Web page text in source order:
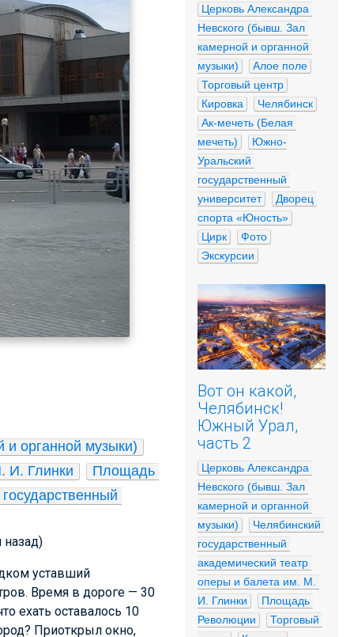
органной музыки)
И. Глинки
Площадь
назад)
уставший
Время в дороге — 30
ехать оставалось 10
Приоткрыл окно,
Церковь Александра
Невского (бывш. Зал
камерной и органной
музыки)
Алое поле
Торговый центр
Кировка
Челябинск
Ак-мечеть (Белая
мечеть)
Южно-
Уральский
государственный
университет
Дворец
спорта «Юность»
Цирк
Фото
Экскурсии
Вот он какой,
Челябинск!
Южный Урал,
часть 2
Церковь Александра
Невского (бывш. Зал
камерной и органной
музыки)
Челябинский
государственный
академический театр
оперы и балета им. М.
И. Глинки
Площадь
Революции
Торговый